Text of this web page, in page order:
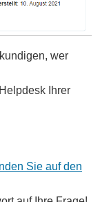
wer
Ihrer
Sie auf den